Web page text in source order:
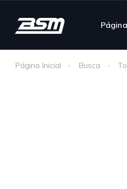
Página Inicial Busca